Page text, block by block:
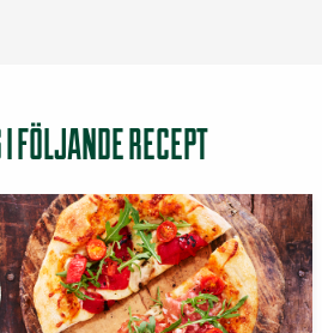
FÖLJANDE RECEPT